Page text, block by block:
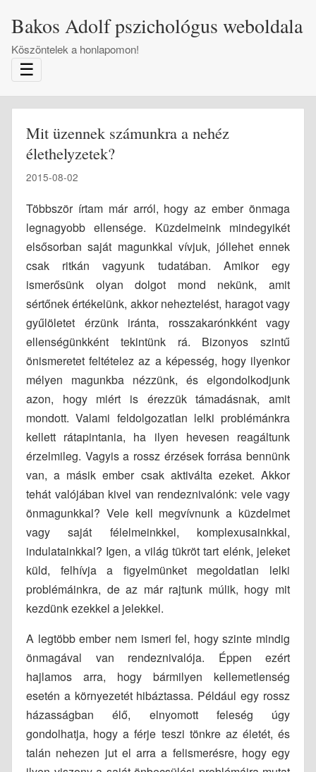
Bakos Adolf pszichológus weboldala
Köszöntelek a honlapomon!
☰
Mit üzennek számunkra a nehéz
élethelyzetek?
2015-08-02
Többször írtam már arról, hogy az ember önmaga
legnagyobb ellensége. Küzdelmeink mindegyikét
elsősorban saját magunkkal vívjuk, jóllehet ennek
csak ritkán vagyunk tudatában. Amikor egy
ismerősünk olyan dolgot mond nekünk, amit
sértőnek értékelünk, akkor neheztelést, haragot vagy
gyűlöletet érzünk iránta, rosszakarónkként vagy
ellenségünkként tekintünk rá. Bizonyos szintű
önismeretet feltételez az a képesség, hogy ilyenkor
mélyen magunkba nézzünk, és elgondolkodjunk
azon, hogy miért is érezzük támadásnak, amit
mondott. Valami feldolgozatlan lelki problémánkra
kellett rátapintania, ha ilyen hevesen reagáltunk
érzelmileg. Vagyis a rossz érzések forrása bennünk
van, a másik ember csak aktiválta ezeket. Akkor
tehát valójában kivel van rendeznivalónk: vele vagy
önmagunkkal? Vele kell megvívnunk a küzdelmet
vagy saját félelmeinkkel, komplexusainkkal,
indulatainkkal? Igen, a világ tükröt tart elénk, jeleket
küld, felhívja a figyelmünket megoldatlan lelki
problémáinkra, de az már rajtunk múlik, hogy mit
kezdünk ezekkel a jelekkel.
A legtöbb ember nem ismeri fel, hogy szinte mindig
önmagával van rendeznivalója. Éppen ezért
hajlamos arra, hogy bármilyen kellemetlenség
esetén a környezetét hibáztassa. Például egy rossz
házasságban élő, elnyomott feleség úgy
gondolhatja, hogy a férje teszi tönkre az életét, és
talán nehezen jut el arra a felismerésre, hogy egy